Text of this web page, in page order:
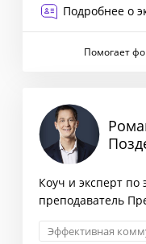
Подробнее о
Помогает
Коуч и эксперт
преподаватель
Эффективная